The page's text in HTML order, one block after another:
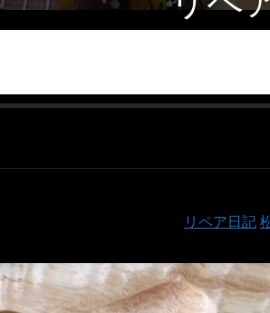
リペア日記